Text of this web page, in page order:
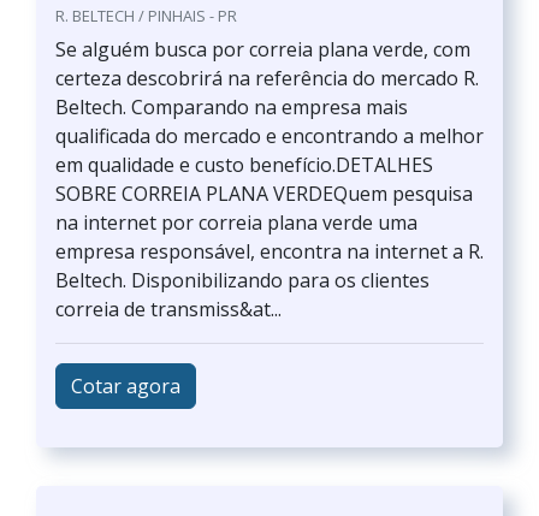
R. BELTECH / PINHAIS - PR
Se alguém busca por correia plana verde, com
certeza descobrirá na referência do mercado R.
Beltech. Comparando na empresa mais
qualificada do mercado e encontrando a melhor
em qualidade e custo benefício.DETALHES
SOBRE CORREIA PLANA VERDEQuem pesquisa
na internet por correia plana verde uma
empresa responsável, encontra na internet a R.
Beltech. Disponibilizando para os clientes
correia de transmiss&at...
Cotar agora